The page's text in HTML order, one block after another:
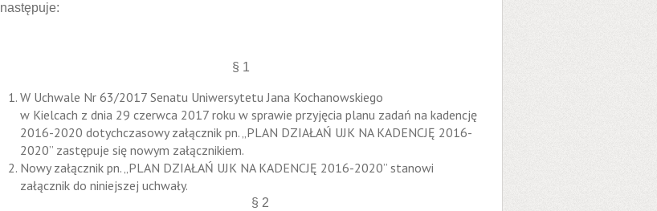
następuje:
§ 1
W Uchwale Nr 63/2017 Senatu Uniwersytetu Jana Kochanowskiego
w Kielcach z dnia 29 czerwca 2017 roku w sprawie przyjęcia planu zadań na kadencję
2016-2020 dotychczasowy załącznik pn. „PLAN DZIAŁAŃ UJK NA KADENCJĘ 2016-
2020” zastępuje się nowym załącznikiem.
Nowy załącznik pn. „PLAN DZIAŁAŃ UJK NA KADENCJĘ 2016-2020” stanowi
załącznik do niniejszej uchwały.
§ 2